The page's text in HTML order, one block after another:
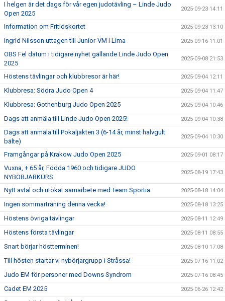
I helgen är det dags för vår egen judotävling – Linde Judo
Open 2025
2025-09-23 14:11
Information om Fritidskortet 2025-09-23 13:10
Ingrid Nilsson uttagen till Junior-VM i Lima 2025-09-16 11:01
OBS Fel datum i tidigare nyhet gällande Linde Judo Open
2025
2025-09-08 21:53
Höstens tävlingar och klubbresor är här! 2025-09-04 12:11
Klubbresa: Södra Judo Open 4 2025-09-04 11:47
Klubbresa: Gothenburg Judo Open 2025 2025-09-04 10:46
Dags att anmäla till Linde Judo Open 2025! 2025-09-04 10:38
Dags att anmäla till Pokaljakten 3 (6-14 år, minst halvgult
bälte)
2025-09-04 10:30
Framgångar på Krakow Judo Open 2025 2025-09-01 08:17
Vuxna, + 65 år, Födda 1960 och tidigare JUDO
NYBÖRJARKURS
2025-08-19 17:43
Nytt avtal och utökat samarbete med Team Sportia 2025-08-18 14:04
Ingen sommarträning denna vecka! 2025-08-18 13:25
Höstens övriga tävlingar 2025-08-11 12:49
Höstens första tävlingar 2025-08-11 08:55
Snart börjar höstterminen! 2025-08-10 17:08
Till hösten startar vi nybörjargrupp i Stråssa! 2025-07-16 11:02
Judo EM för personer med Downs Syndrom 2025-07-16 08:45
Cadet EM 2025 2025-06-26 12:42